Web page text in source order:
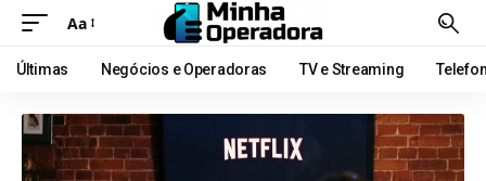
Aa
Últimas Negócios e Operadoras TV e Streaming